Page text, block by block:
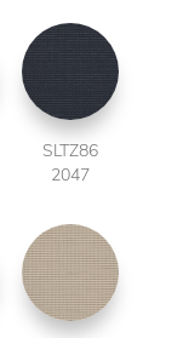
SLTZ86
2047